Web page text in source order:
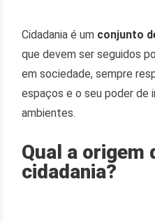
Cidadania é um conjunto
que devem ser seguidos
em sociedade, sempre
espaços e o seu poder de
ambientes.
Qual a origem
cidadania?